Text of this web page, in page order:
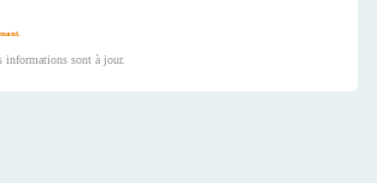
informations sont à jour.